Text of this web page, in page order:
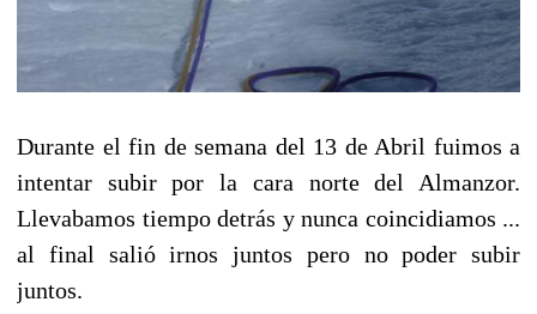
Durante el fin de semana del 13 de Abril fuimos a
intentar subir por la cara norte del Almanzor.
Llevabamos tiempo detrás y nunca coincidiamos ...
al final salió irnos juntos pero no poder subir
juntos.